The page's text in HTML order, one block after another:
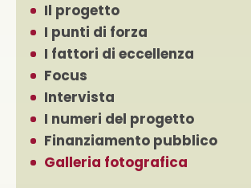
Il progetto
I punti di forza
I fattori di eccellenza
Focus
Intervista
I numeri del progetto
Finanziamento pubblico
Galleria fotografica